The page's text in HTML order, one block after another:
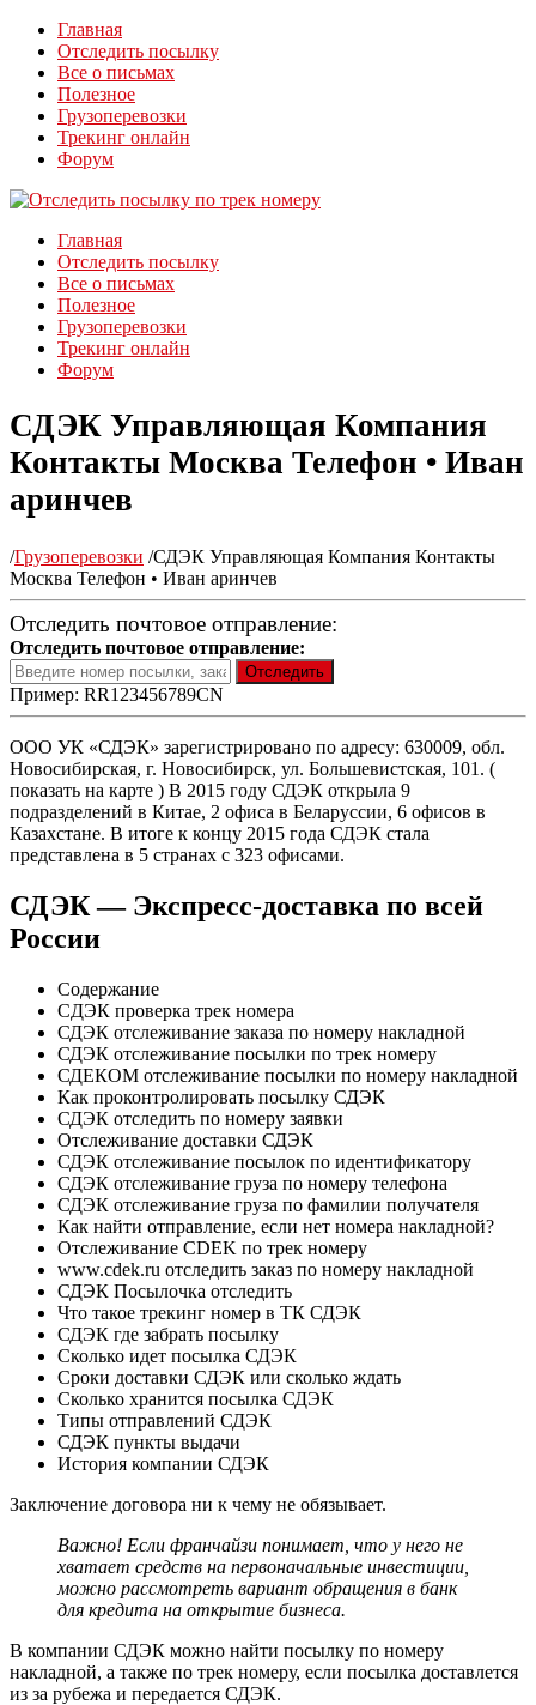
Главная
Отследить посылку
Все о письмах
Полезное
Грузоперевозки
Трекинг онлайн
Форум
Главная
Отследить посылку
Все о письмах
Полезное
Грузоперевозки
Трекинг онлайн
Форум
СДЭК Управляющая Компания
Контакты Москва Телефон • Иван
аринчев
/Грузоперевозки /СДЭК Управляющая Компания Контакты
Москва Телефон • Иван аринчев
Отследить почтовое отправление:
Отследить почтовое отправление:
Пример: RR123456789CN
ООО УК «СДЭК» зарегистрировано по адресу: 630009, обл.
Новосибирская, г. Новосибирск, ул. Большевистская, 101. (
показать на карте ) В 2015 году СДЭК открыла 9
подразделений в Китае, 2 офиса в Беларуссии, 6 офисов в
Казахстане. В итоге к концу 2015 года СДЭК стала
представлена в 5 странах с 323 офисами.
СДЭК — Экспресс-доставка по всей
России
Содержание
CДЭК проверка трек номера
СДЭК отслеживание заказа по номеру накладной
СДЭК отслеживание посылки по трек номеру
СДЕКОМ отслеживание посылки по номеру накладной
Как проконтролировать посылку СДЭК
СДЭК отследить по номеру заявки
Отслеживание доставки СДЭК
СДЭК отслеживание посылок по идентификатору
СДЭК отслеживание груза по номеру телефона
СДЭК отслеживание груза по фамилии получателя
Как найти отправление, если нет номера накладной?
Отслеживание CDEK по трек номеру
www.cdek.ru отследить заказ по номеру накладной
СДЭК Посылочка отследить
Что такое трекинг номер в ТК СДЭК
СДЭК где забрать посылку
Сколько идет посылка СДЭК
Сроки доставки СДЭК или сколько ждать
Сколько хранится посылка СДЭК
Типы отправлений СДЭК
СДЭК пункты выдачи
История компании СДЭК
Заключение договора ни к чему не обязывает.
Важно! Если франчайзи понимает, что у него не
хватает средств на первоначальные инвестиции,
можно рассмотреть вариант обращения в банк
для кредита на открытие бизнеса.
В компании СДЭК можно найти посылку по номеру
накладной, а также по трек номеру, если посылка доставлется
из за рубежа и передается СДЭК.